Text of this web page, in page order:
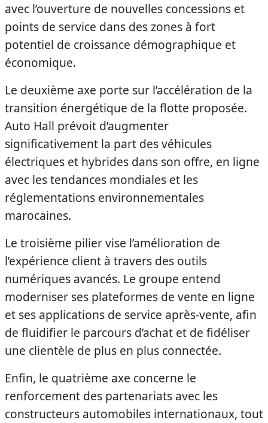
avec l’ouverture de nouvelles concessions et
points de service dans des zones à fort
potentiel de croissance démographique et
économique.
Le deuxième axe porte sur l’accélération de la
transition énergétique de la flotte proposée.
Auto Hall prévoit d’augmenter
significativement la part des véhicules
électriques et hybrides dans son offre, en ligne
avec les tendances mondiales et les
réglementations environnementales
marocaines.
Le troisième pilier vise l’amélioration de
l’expérience client à travers des outils
numériques avancés. Le groupe entend
moderniser ses plateformes de vente en ligne
et ses applications de service après-vente, afin
de fluidifier le parcours d’achat et de fidéliser
une clientèle de plus en plus connectée.
Enfin, le quatrième axe concerne le
renforcement des partenariats avec les
constructeurs automobiles internationaux, tout